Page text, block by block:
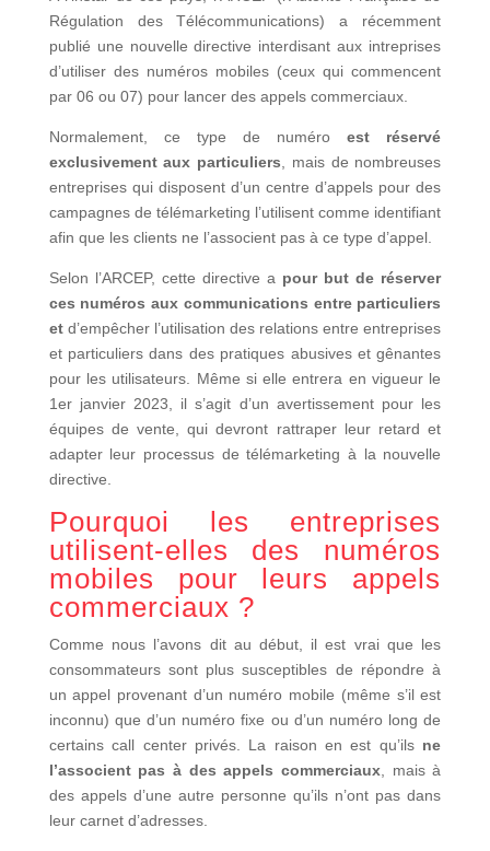
Régulation des Télécommunications) a récemment
publié une nouvelle directive interdisant aux intreprises
d’utiliser des numéros mobiles (ceux qui commencent
par 06 ou 07) pour lancer des appels commerciaux.
Normalement, ce type de numéroest réservé
exclusivement aux particuliers , mais de nombreuses
entreprises qui disposent d’un centre d’appels pour des
campagnes de télémarketing l’utilisent comme identifiant
afin que les clients ne l’associent pas à ce type d’appel.
Selon l’ARCEP, cette directive a pour but de réserver
ces numéros aux communications entre particuliers
et d’empêcher l’utilisation des relations entre entreprises
et particuliers dans des pratiques abusives et gênantes
pour les utilisateurs. Même si elle entrera en vigueur le
1er janvier 2023, il s’agit d’un avertissement pour les
équipes de vente, qui devront rattraper leur retard et
adapter leur processus de télémarketing à la nouvelle
directive.
Pourquoi les entreprises
utilisent-elles des numéros
mobiles pour leurs appels
commerciaux ?
Comme nous l’avons dit au début, il est vrai que les
consommateurs sont plus susceptibles de répondre à
un appel provenant d’un numéro mobile (même s’il est
inconnu) que d’un numéro fixe ou d’un numéro long de
certains call center privés. La raison en est qu’ils ne
l’associent pas à des appels commerciaux, mais à
des appels d’une autre personne qu’ils n’ont pas dans
leur carnet d’adresses.